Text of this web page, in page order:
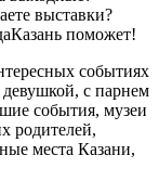
выставки?
поможет!
событиях
с парнем
события, музеи
родителей,
места Казани,